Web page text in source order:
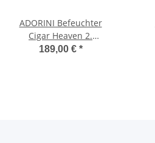
ADORINI Befeuchter
Cigar Heaven 2.
Generation
189,00 € *